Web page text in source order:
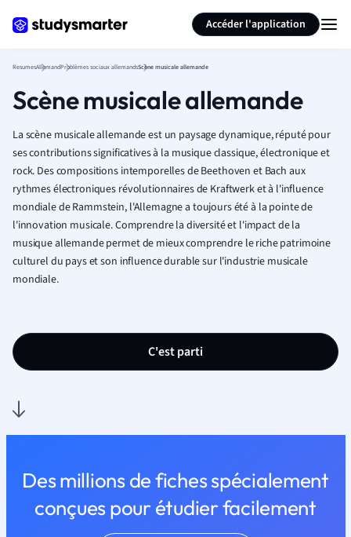
Accéder l'application
ResumesAllemandProblèmes sociaux allemandsScène musicale allemande
Scène musicale allemande
La scène musicale allemande est un paysage dynamique, réputé pour
ses contributions significatives à la musique classique, électronique et
rock. Des compositions intemporelles de Beethoven et Bach aux
rythmes électroniques révolutionnaires de Kraftwerk et à l'influence
mondiale de Rammstein, l'Allemagne a toujours été à la pointe de
l'innovation musicale. Comprendre la diversité et l'impact de la
musique allemande permet de mieux comprendre le riche patrimoine
culturel du pays et son influence durable sur l'industrie musicale
mondiale.
C'est parti
Des millions de fiches spécialement
conçues pour étudier facilement
Résumer la page